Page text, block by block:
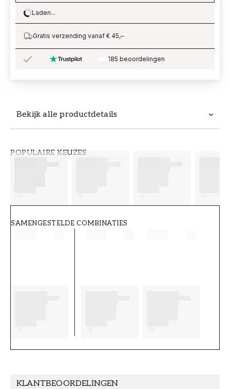
Bekijk alle productdetails
POPULAIRE KEUZES
SAMENGESTELDE COMBINATIES
Loading…
Laden...
Gratis verzending vanaf € 45,–
185 beoordelingen
KLANTBEOORDELINGEN